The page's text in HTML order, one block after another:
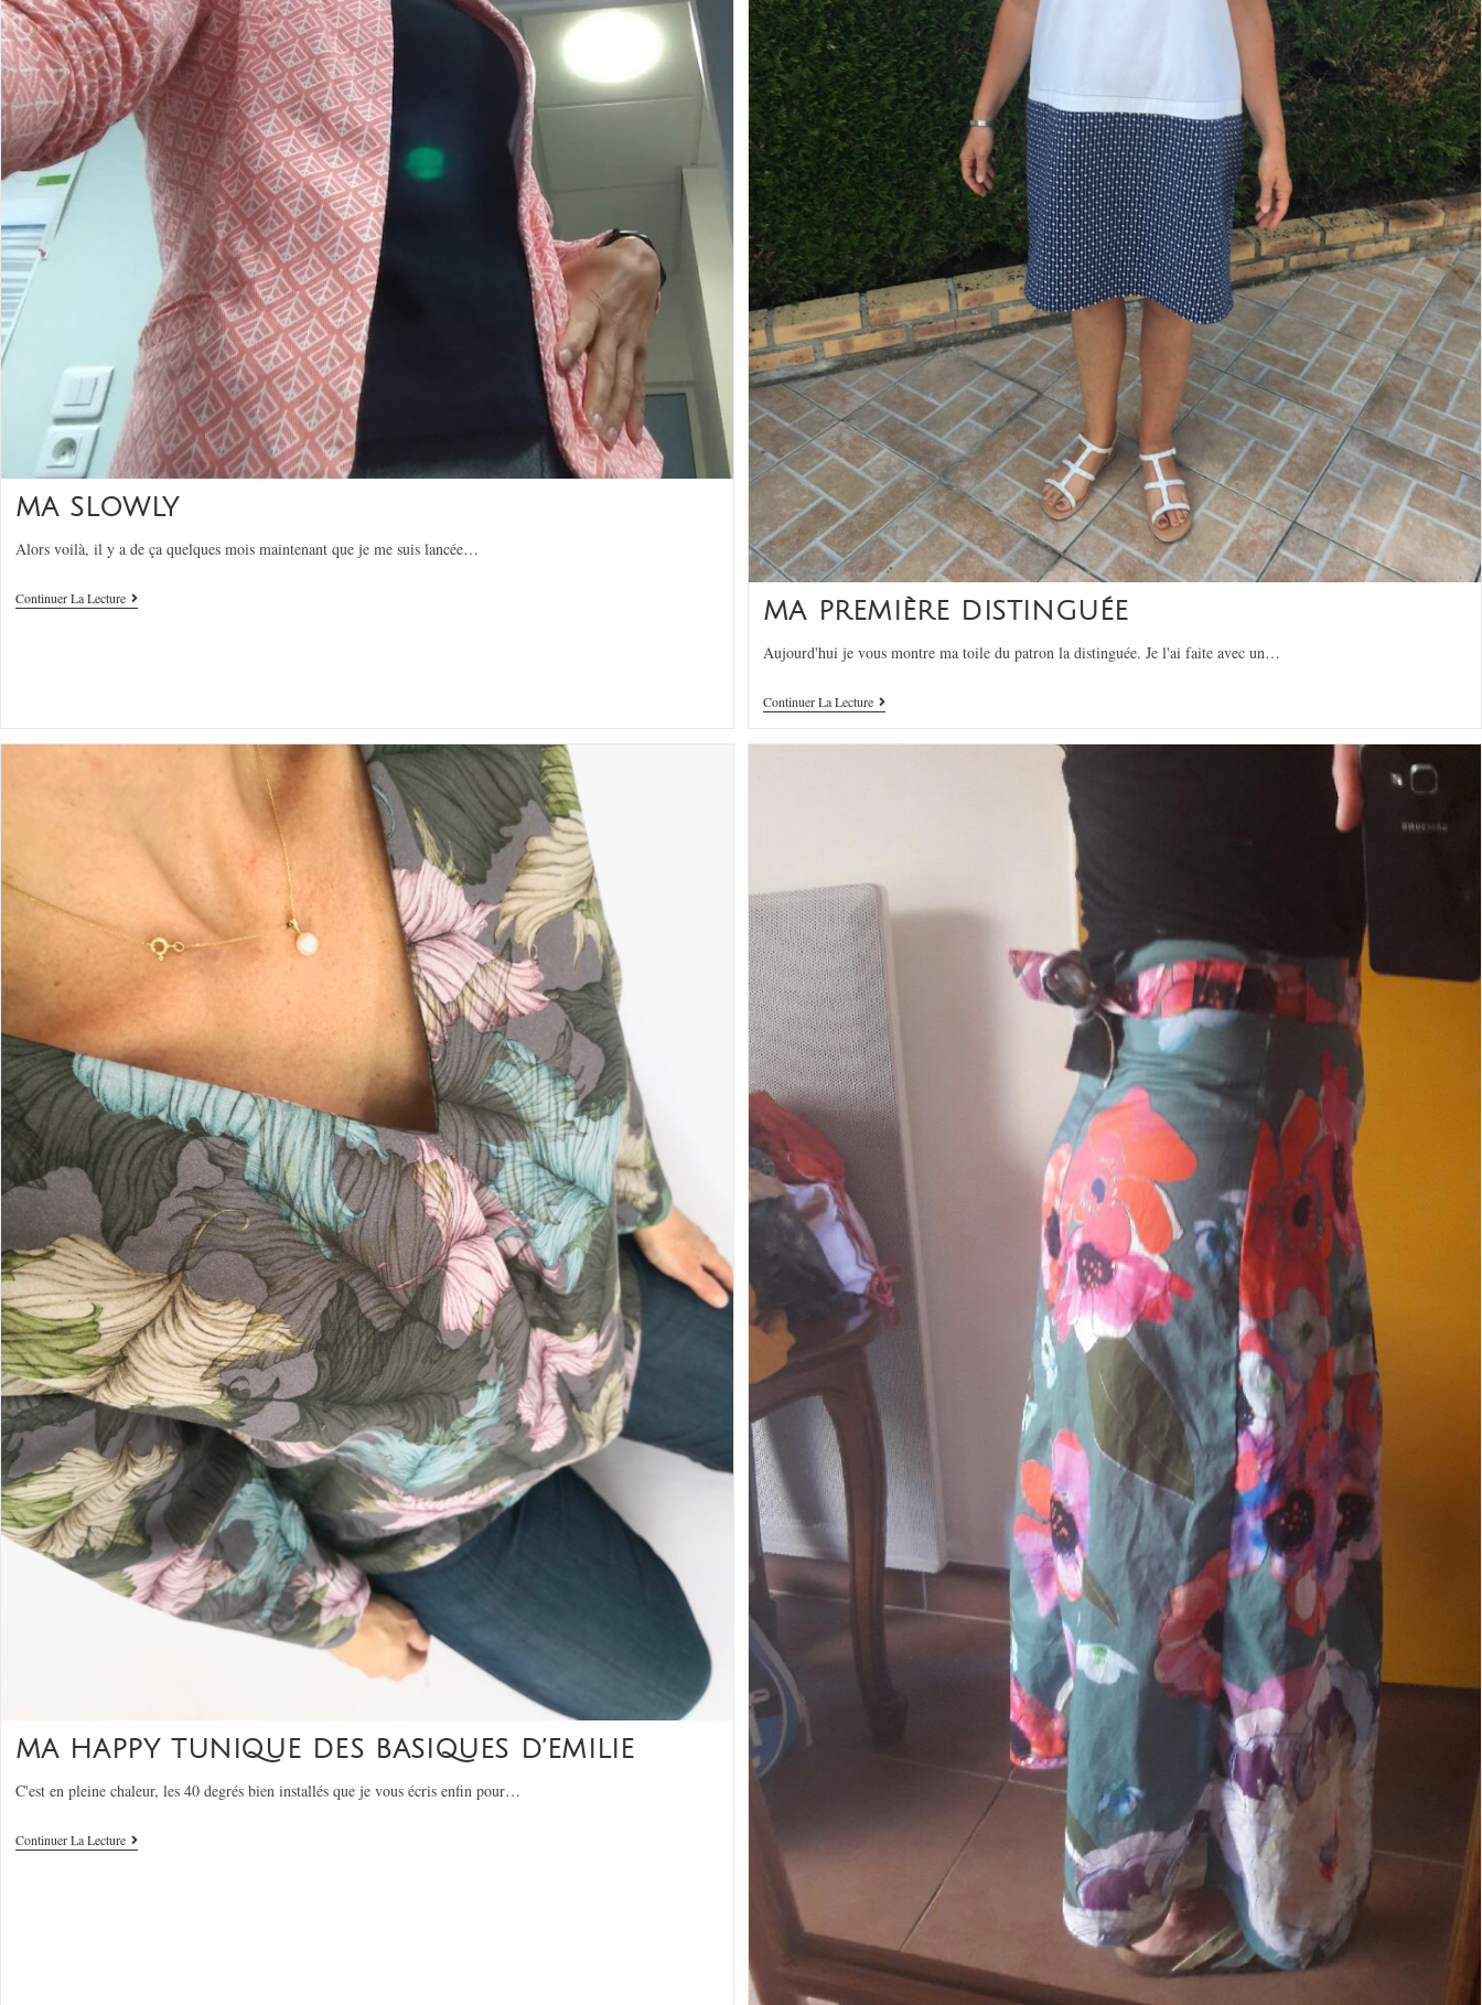
MA SLOWLY
Alors voilà, il y a de ça quelques mois maintenant que je me suis lancée…
Continuer La Lecture MA PREMIÈRE DISTINGUÉE
Aujourd'hui je vous montre ma toile du patron la distinguée. Je l'ai faite avec un…
Continuer La Lecture
MA HAPPY TUNIQUE DES BASIQUES D’EMILIE
C'est en pleine chaleur, les 40 degrés bien installés que je vous écris enfin pour…
Continuer La Lecture